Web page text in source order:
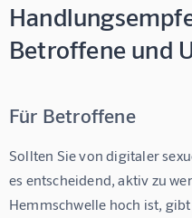
Betroffene und
Für Betroffene
Sollten Sie von digitaler
es entscheidend, aktiv zu
Hemmschwelle hoch ist,